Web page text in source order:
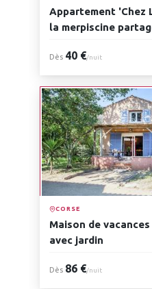
Appartement 'Chez
la merpiscine
Dès 40 €/nuit
CORSE
Maison de
avec jardin
Dès 86 €/nuit